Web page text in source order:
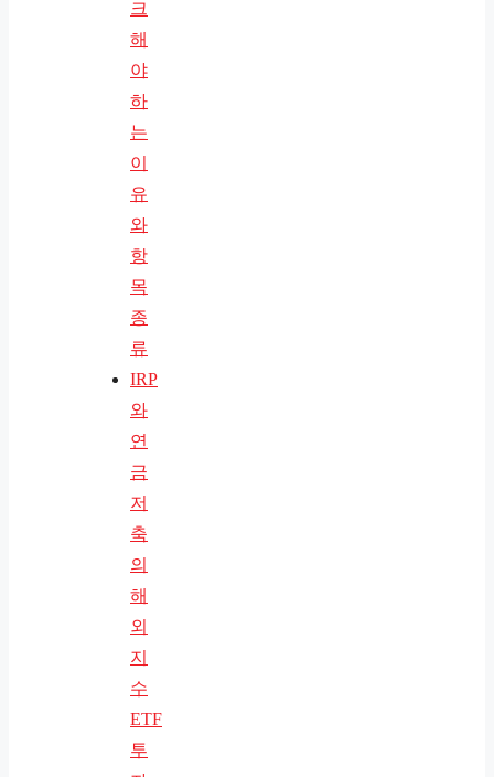
크
해
야
하
는
이
유
와
항
목
종
류
IRP
와
연
금
저
축
의
해
외
지
수
ETF
투